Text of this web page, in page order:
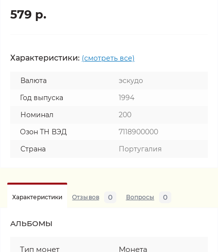
579 р.
Характеристики: (смотреть все)
Валюта
эскудо
Год выпуска
1994
Номинал
200
Озон ТН ВЭД
7118900000
Страна
Португалия
Характеристики Отзывов 0 Вопросы 0
АЛЬБОМЫ
Тип монет Монета